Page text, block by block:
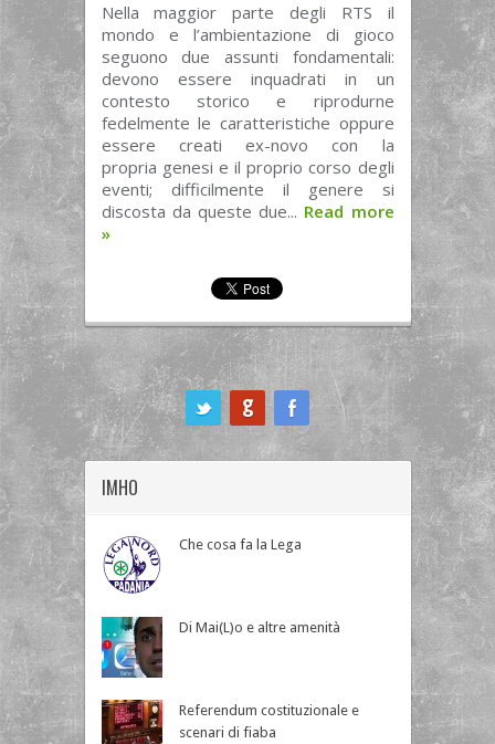
Nella maggior parte degli RTS il
mondo e l’ambientazione di gioco
seguono due assunti fondamentali:
devono essere inquadrati in un
contesto storico e riprodurne
fedelmente le caratteristiche oppure
essere creati ex-novo con la
propria genesi e il proprio corso degli
eventi; difficilmente il genere si
discosta da queste due... Read more
»
IMHO
Che cosa fa la Lega
Di Mai(L)o e altre amenità
Referendum costituzionale e
scenari di fiaba